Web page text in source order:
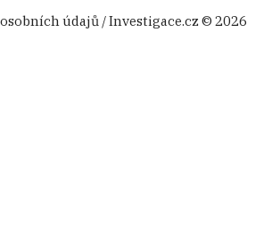
údajů / Investigace.cz © 2026